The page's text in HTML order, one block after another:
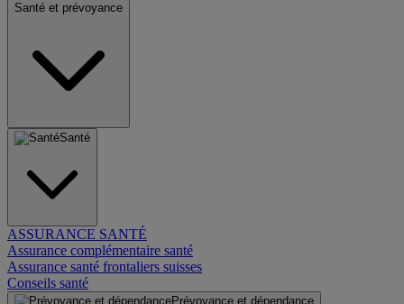
Santé et prévoyance
Santé
ASSURANCE SANTÉ
Assurance complémentaire santé
Assurance santé frontaliers suisses
Conseils santé
Prévoyance et dépendance